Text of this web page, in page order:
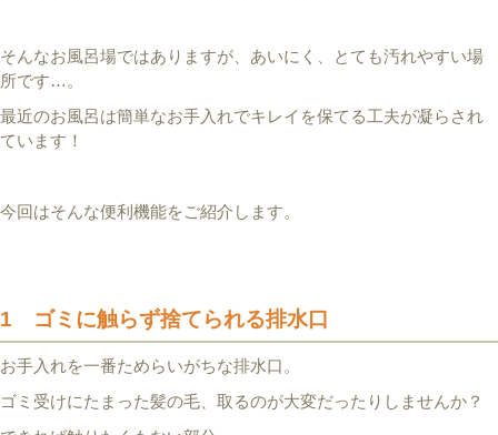
そんなお風呂場ではありますが、あいにく、とても汚れやすい場
所です…。
最近のお風呂は簡単なお手入れでキレイを保てる工夫が凝らされ
ています！
今回はそんな便利機能をご紹介します。
1 ゴミに触らず捨てられる排水口
お手入れを一番ためらいがちな排水口。
ゴミ受けにたまった髪の毛、取るのが大変だったりしませんか？